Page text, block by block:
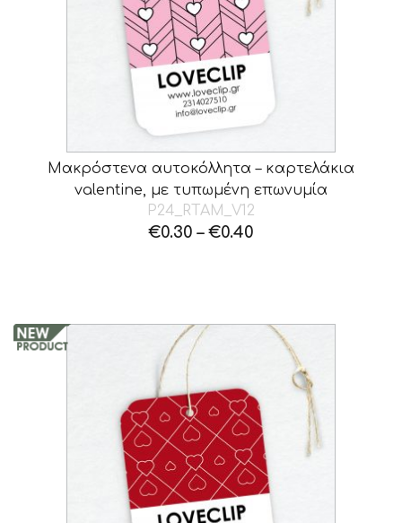
Μακρόστενα αυτοκόλλητα – καρτελάκια
valentine, με τυπωμένη επωνυμία
P24_RTAM_V12
€0.30 – €0.40